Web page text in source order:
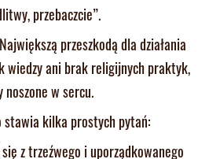
przebaczcie”.
przeszkodą dla działania
wiedzy ani brak religijnych praktyk,
noszone w sercu.
stawia kilka prostych pytań:
z trzeźwego i uporządkowanego